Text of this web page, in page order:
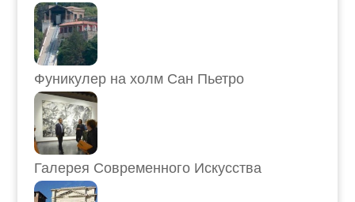
Фуникулер на холм Сан Пьетро
Галерея Современного Искусства